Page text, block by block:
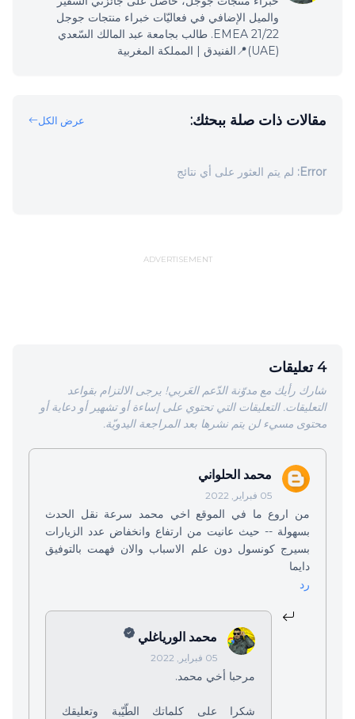
والميل الإضافي في فعاليّات خبراء منتجات جوجل
EMEA 21/22. طالب بجامعة عبد المالك السّعدي
(UAE)📍الفنيدق | المملكة المغربية
مقالات ذات صلة ببحثك: عرض الكل
Error: لم يتم العثور على أي نتائج
ADVERTISEMENT
4 تعليقات
شارك رأيك مع مدوّنة الدّعم العَربي! يرجى الالتزام بقواعد
التعليقات. التعليقات التي تحتوي على إساءة أو تشهير أو دعاية أو
محتوى مسيء لن يتم نشرها بعد المراجعة اليدويّة.
محمد الحلواني
05 فبراير, 2022
من اروع ما في الموقع اخي محمد سرعة نقل الحدث
بسهولة -- حيث عانيت من ارتفاع وانخفاض عدد الزيارات
بسيرج كونسول دون علم الاسباب والان فهمت بالتوفيق
دايما
رد
محمد الورياغلي
05 فبراير, 2022
مرحبا أخي محمد.
شكرا على كلماتك الطّيّبة وتعليقك